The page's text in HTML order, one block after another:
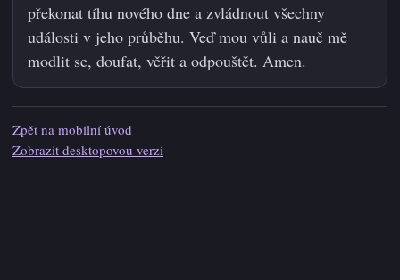
překonat tíhu nového dne a zvládnout všechny
události v jeho průběhu. Veď mou vůli a nauč mě
modlit se, doufat, věřit a odpouštět. Amen.
Zpět na mobilní úvod
Zobrazit desktopovou verzi